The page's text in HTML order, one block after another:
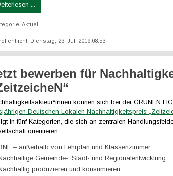
...
Aktuell
Dienstag, 23. Juli 2019 08:53
bewerben für
können sich bei der GRÜNEN
Deutschen Lokalen Nachhaltigkeitspreis
in fünf Kategorien, die sich an zentralen
orientieren:
– außerhalb von Lehrplan und Klassenzimmer
Gemeinde-, Stadt- und Regionalentwicklung
produzieren und konsumieren